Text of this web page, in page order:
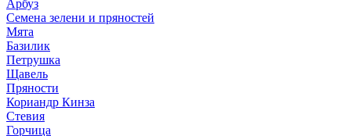
Арбуз
Семена зелени и пряностей
Мята
Базилик
Петрушка
Щавель
Пряности
Кориандр Кинза
Стевия
Горчица